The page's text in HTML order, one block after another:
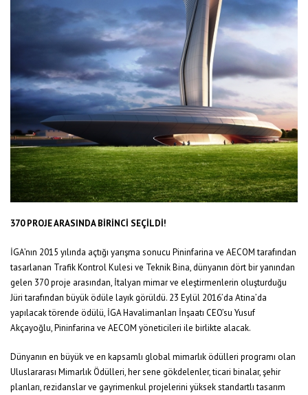
370 PROJE ARASINDA BİRİNCİ SEÇİLDİ!
İGA’nın 2015 yılında açtığı yarışma sonucu Pininfarina ve AECOM tarafından
tasarlanan Trafik Kontrol Kulesi ve Teknik Bina, dünyanın dört bir yanından
gelen 370 proje arasından, İtalyan mimar ve eleştirmenlerin oluşturduğu
Jüri tarafından büyük ödüle layık görüldü. 23 Eylül 2016’da Atina’da
yapılacak törende ödülü, İGA Havalimanları İnşaatı CEO’su Yusuf
Akçayoğlu, Pininfarina ve AECOM yöneticileri ile birlikte alacak.
Dünyanın en büyük ve en kapsamlı global mimarlık ödülleri programı olan
Uluslararası Mimarlık Ödülleri, her sene gökdelenler, ticari binalar, şehir
planları, rezidanslar ve gayrimenkul projelerini yüksek standartlı tasarım